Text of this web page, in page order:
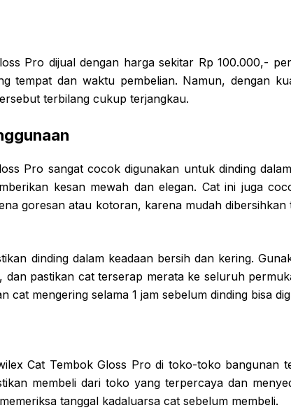
Pro dijual dengan harga sekitar Rp 100.000,-
tempat dan waktu pembelian. Namun, dengan
terbilang cukup terjangkau.
Pro sangat cocok digunakan untuk dinding
kesan mewah dan elegan. Cat ini juga
goresan atau kotoran, karena mudah dibersihkan
dinding dalam keadaan bersih dan kering.
dan pastikan cat terserap merata ke seluruh
cat mengering selama 1 jam sebelum dinding bisa
Cat Tembok Gloss Pro di toko-toko bangunan
membeli dari toko yang terpercaya dan
tanggal kadaluarsa cat sebelum membeli.